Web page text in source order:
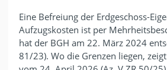
Eine Befreiung der Erdgeschoss-
Aufzugskosten ist per
hat der BGH am 22. März 2024
81/23). Wo die Grenzen liegen,